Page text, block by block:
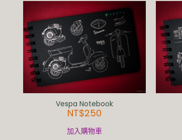
Vespa Notebook
NT$250
加入購物車